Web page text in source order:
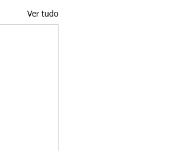
Ver tudo